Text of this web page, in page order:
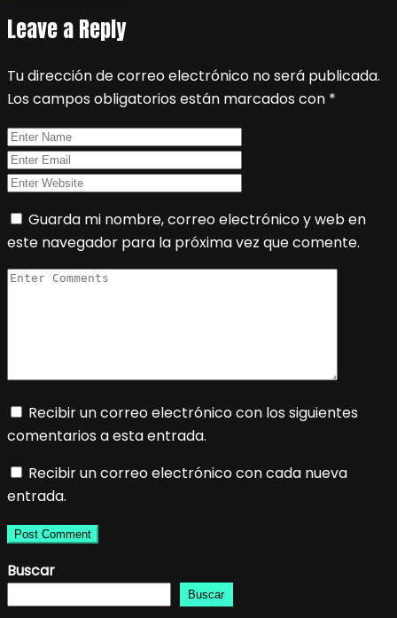
Leave a Reply
Tu dirección de correo electrónico no será publicada.
Los campos obligatorios están marcados con *
Guarda mi nombre, correo electrónico y web en
este navegador para la próxima vez que comente.
Recibir un correo electrónico con los siguientes
comentarios a esta entrada.
Recibir un correo electrónico con cada nueva
entrada.
Buscar
Buscar